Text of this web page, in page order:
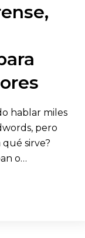
hablar miles
pero
sirve?
o…